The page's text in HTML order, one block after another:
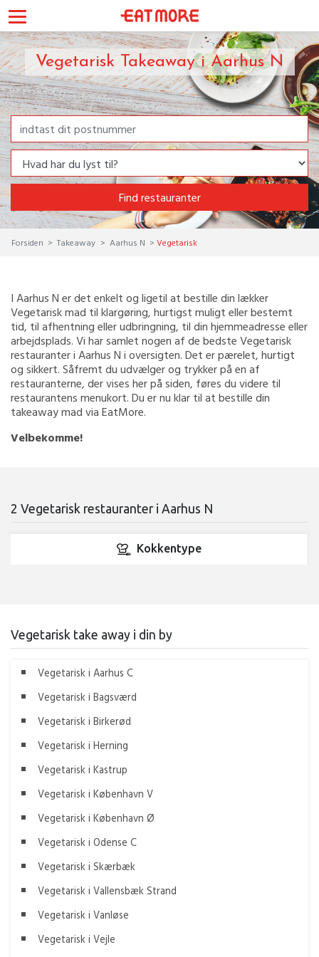
Vegetarisk Takeaway i Aarhus N
Find restauranter
Forsiden Takeaway Aarhus N Vegetarisk
I Aarhus N er det enkelt og ligetil at bestille din lækker
Vegetarisk mad til klargøring, hurtigst muligt eller bestemt
tid, til afhentning eller udbringning, til din hjemmeadresse eller
arbejdsplads. Vi har samlet nogen af de bedste Vegetarisk
restauranter i Aarhus N i oversigten. Det er pærelet, hurtigt
og sikkert. Såfremt du udvælger og trykker på en af
restauranterne, der vises her på siden, føres du videre til
restaurantens menukort. Du er nu klar til at bestille din
takeaway mad via EatMore.
Velbekomme!
2 Vegetarisk restauranter i Aarhus N
Kokkentype
Vegetarisk take away i din by
Vegetarisk i Aarhus C
Vegetarisk i Bagsværd
Vegetarisk i Birkerød
Vegetarisk i Herning
Vegetarisk i Kastrup
Vegetarisk i København V
Vegetarisk i København Ø
Vegetarisk i Odense C
Vegetarisk i Skærbæk
Vegetarisk i Vallensbæk Strand
Vegetarisk i Vanløse
Vegetarisk i Vejle